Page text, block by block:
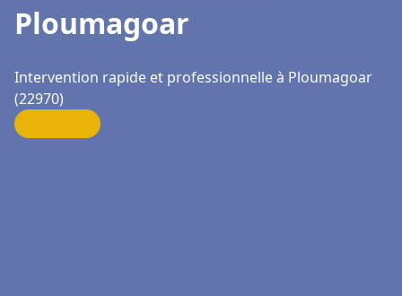
Ploumagoar
Intervention rapide et professionnelle à Ploumagoar
(22970)